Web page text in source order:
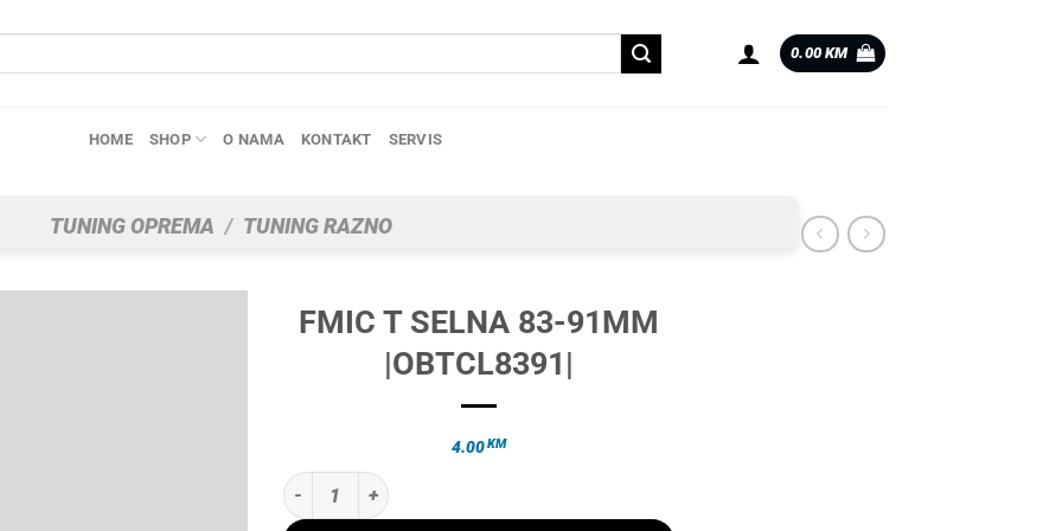
0.00 KM
HOME SHOP O NAMA KONTAKT SERVIS
TUNING OPREMA / TUNING RAZNO
FMIC T SELNA 83-91MM
|OBTCL8391|
4.00KM
FMIC T SELNA 83-91MM |OBTCL8391| količina